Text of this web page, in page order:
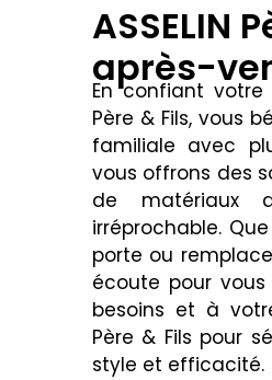
ASSELIN
après-
En confiant votre
Père & Fils, vous
familiale avec
vous offrons des
de matériaux
irréprochable.
porte ou
écoute pour
besoins et à
Père & Fils pour
style et efficacité.